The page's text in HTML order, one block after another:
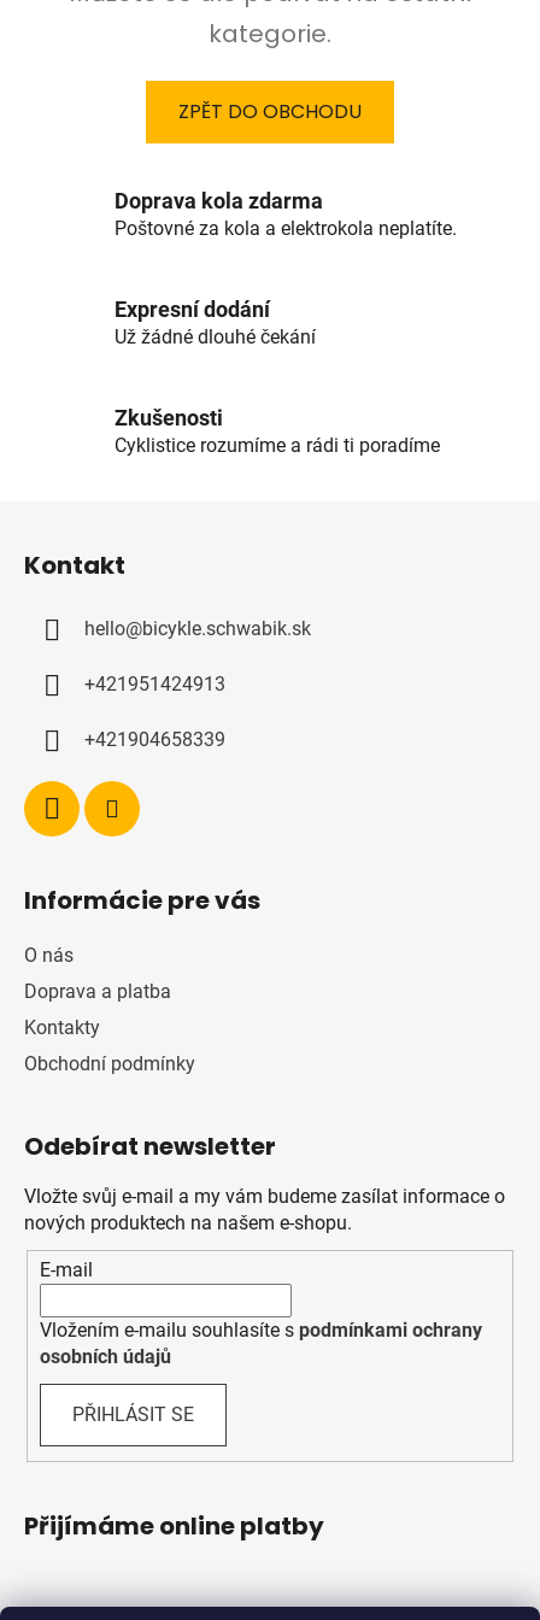
kategorie.
ZPĚT DO OBCHODU
Doprava kola zdarma
Poštovné za kola a elektrokola neplatíte.
Expresní dodání
Už žádné dlouhé čekání
Zkušenosti
Cyklistice rozumíme a rádi ti poradíme
Kontakt
hello@bicykle.schwabik.sk
+421951424913
+421904658339
Informácie pre vás
O nás
Doprava a platba
Kontakty
Obchodní podmínky
Odebírat newsletter
Vložte svůj e-mail a my vám budeme zasílat informace o
nových produktech na našem e-shopu.
E-mail
Vložením e-mailu souhlasíte s podmínkami ochrany
osobních údajů
PŘIHLÁSIT SE
Přijímáme online platby